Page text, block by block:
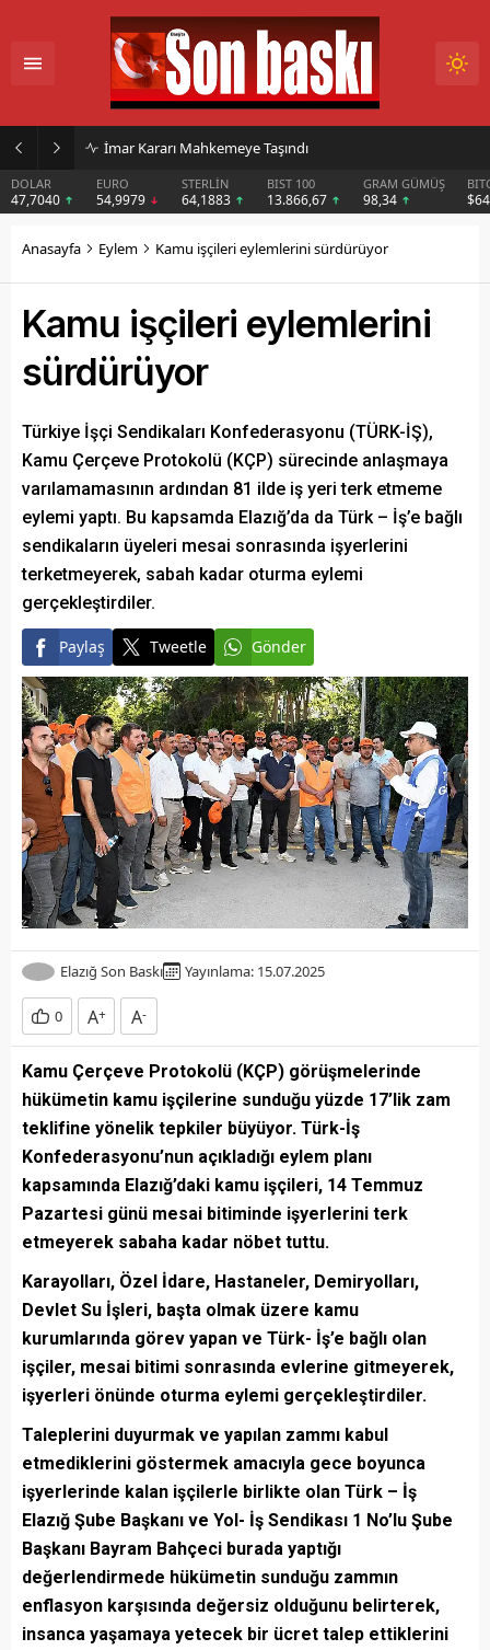
İmar Kararı Mahkemeye Taşındı
DOLAR
47,7040
EURO
54,9979
STERLİN
64,1883
BIST 100
13.866,67
GRAM GÜMÜŞ
98,34
Anasayfa Eylem Kamu işçileri eylemlerini sürdürüyor
Kamu işçileri eylemlerini
sürdürüyor
Türkiye İşçi Sendikaları Konfederasyonu (TÜRK-İŞ),
Kamu Çerçeve Protokolü (KÇP) sürecinde anlaşmaya
varılamamasının ardından 81 ilde iş yeri terk etmeme
eylemi yaptı. Bu kapsamda Elazığ’da da Türk – İş’e bağlı
sendikaların üyeleri mesai sonrasında işyerlerini
terketmeyerek, sabah kadar oturma eylemi
gerçekleştirdiler.
Paylaş Tweetle Gönder
Elazığ Son Baskı Yayınlama: 15.07.2025
0 A+ A-
Kamu Çerçeve Protokolü (KÇP) görüşmelerinde
hükümetin kamu işçilerine sunduğu yüzde 17’lik zam
teklifine yönelik tepkiler büyüyor. Türk-İş
Konfederasyonu’nun açıkladığı eylem planı
kapsamında Elazığ’daki kamu işçileri, 14 Temmuz
Pazartesi günü mesai bitiminde işyerlerini terk
etmeyerek sabaha kadar nöbet tuttu.
Karayolları, Özel İdare, Hastaneler, Demiryolları,
Devlet Su İşleri, başta olmak üzere kamu
kurumlarında görev yapan ve Türk- İş’e bağlı olan
işçiler, mesai bitimi sonrasında evlerine gitmeyerek,
işyerleri önünde oturma eylemi gerçekleştirdiler.
Taleplerini duyurmak ve yapılan zammı kabul
etmediklerini göstermek amacıyla gece boyunca
işyerlerinde kalan işçilerle birlikte olan Türk – İş
Elazığ Şube Başkanı ve Yol- İş Sendikası 1 No’lu Şube
Başkanı Bayram Bahçeci burada yaptığı
değerlendirmede hükümetin sunduğu zammın
enflasyon karşısında değersiz olduğunu belirterek,
insanca yaşamaya yetecek bir ücret talep ettiklerini